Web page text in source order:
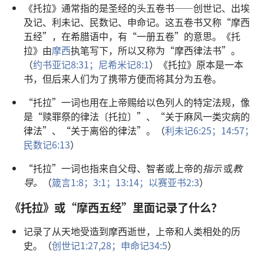
《托拉》通常指的是圣经的头五卷书——创世记、出埃
及记、利未记、民数记、申命记。这五卷书又称“摩西
五经”，在希腊语中，有“一册五卷”的意思。《托
拉》由摩西执笔写下，所以又称为“摩西律法书”。
（约书亚记8:31； 尼希米记8:1）《托拉》原本是一本
书，但后来人们为了携带方便而将其分为五卷。
“托拉”一词也用在上帝赐给以色列人的特定法规，像
是“赎罪祭的律法〔托拉〕”、“关于麻风一类灾病的
律法”、“关于离俗的律法”。（利未记6:25； 14:57；
民数记6:13）
“托拉”一词也指来自父母、智者或上帝的指示或教
导。
（箴言1:8； 3:1； 13:14； 以赛亚书2:3）
《托拉》或“摩西五经”里面记录了什么？
记录了从天地受造到摩西逝世，上帝和人类相处的历
史。（创世记1:27,28； 申命记34:5）